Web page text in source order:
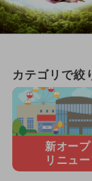
カテゴリで絞
新オープ
リニュ